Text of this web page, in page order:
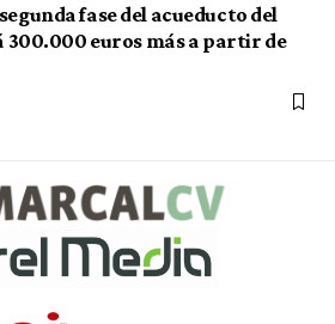
fase del acueducto del
300.000 euros más a partir de